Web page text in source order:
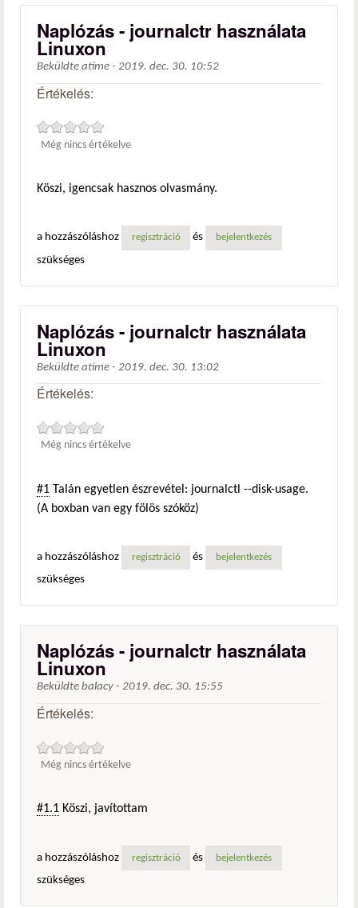
Naplózás - journalctr használata
Linuxon
Beküldte atime - 2019. dec. 30. 10:52
Értékelés:
Még nincs értékelve
Köszi, igencsak hasznos olvasmány.
a hozzászóláshoz regisztráció és bejelentkezés
szükséges
Naplózás - journalctr használata
Linuxon
Beküldte atime - 2019. dec. 30. 13:02
Értékelés:
Még nincs értékelve
#1 Talán egyetlen észrevétel: journalctl --disk-usage.
(A boxban van egy fölös szóköz)
a hozzászóláshoz regisztráció és bejelentkezés
szükséges
Naplózás - journalctr használata
Linuxon
Beküldte balacy - 2019. dec. 30. 15:55
Értékelés:
Még nincs értékelve
#1.1 Köszi, javítottam
a hozzászóláshoz regisztráció és bejelentkezés
szükséges